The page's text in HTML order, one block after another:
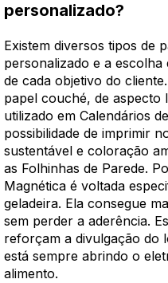
personalizado?
Existem diversos tipos de
personalizado e a
de cada objetivo do
papel couché, de aspecto
utilizado em Calendários
possibilidade de imprimir
sustentável e coloração
as Folhinhas de Parede.
Magnética é voltada
geladeira. Ela consegue
sem perder a aderência.
reforçam a divulgação do
está sempre abrindo o
alimento.